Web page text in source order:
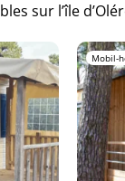
sur l’île
Mobil-